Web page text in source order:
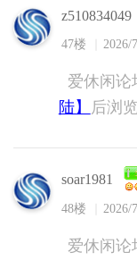
z510834049
47楼 2026/
爱休闲论
陆】
后浏览
soar1981
48楼 2026/
爱休闲论